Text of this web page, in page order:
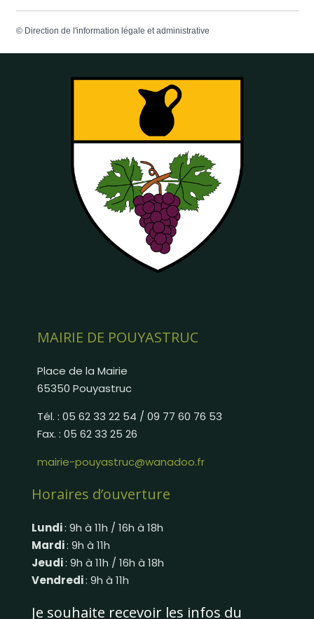
© Direction de l'information légale et administrative
MAIRIE DE POUYASTRUC
Place de la Mairie
65350 Pouyastruc
Tél. : 05 62 33 22 54 / 09 77 60 76 53
Fax. : 05 62 33 25 26
mairie-pouyastruc@wanadoo.fr
Horaires d’ouverture
Lundi: 9h à 11h / 16h à 18h
Mardi: 9h à 11h
Jeudi: 9h à 11h / 16h à 18h
Vendredi: 9h à 11h
Je souhaite recevoir les infos du